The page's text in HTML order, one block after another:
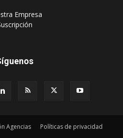
Empresa
Agencias Políticas de privacidad